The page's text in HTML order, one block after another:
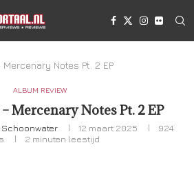
Notes Pt. 2 EP
ALBUM REVIEW
Mercenary Notes Pt. 2 EP
Schoonwater 12 maart 2025
924
2 minuten leestijd